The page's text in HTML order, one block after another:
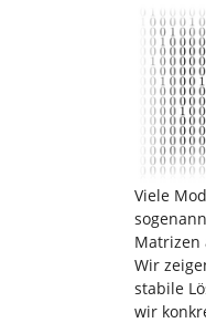
Viele
Matrizen
Wir
stabile
wir